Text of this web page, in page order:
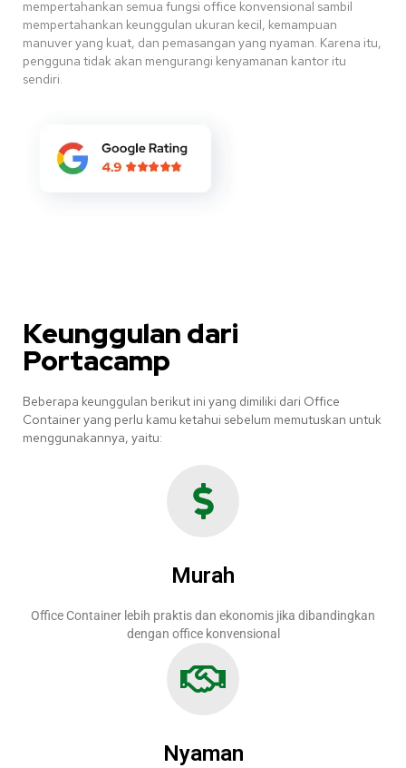
mempertahankan semua fungsi office konvensional sambil
mempertahankan keunggulan ukuran kecil, kemampuan
manuver yang kuat, dan pemasangan yang nyaman. Karena itu,
pengguna tidak akan mengurangi kenyamanan kantor itu
sendiri.
Keunggulan dari
Portacamp
Beberapa keunggulan berikut ini yang dimiliki dari Office
Container yang perlu kamu ketahui sebelum memutuskan untuk
menggunakannya, yaitu:
Murah
Office Container lebih praktis dan ekonomis jika dibandingkan
dengan office konvensional
Nyaman